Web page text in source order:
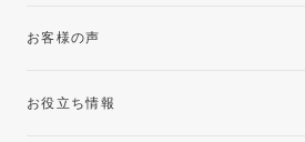
お客様の声
お役立ち情報